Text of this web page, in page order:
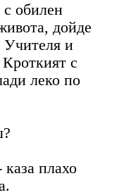
с обилен
дойде
Учителя и
с
леко по
плахо